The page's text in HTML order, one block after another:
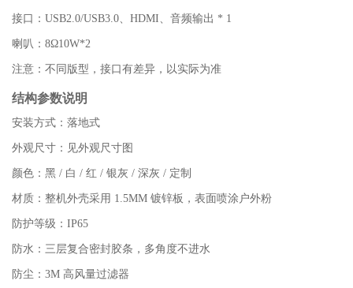
接口：USB2.0/USB3.0、HDMI、音频输出 * 1
喇叭：8Ω10W*2
注意：不同版型，接口有差异，以实际为准
结构参数说明
安装方式：落地式
外观尺寸：见外观尺寸图
颜色：黑 / 白 / 红 / 银灰 / 深灰 / 定制
材质：整机外壳采用 1.5MM 镀锌板，表面喷涂户外粉
防护等级：IP65
防水：三层复合密封胶条，多角度不进水
防尘：3M 高风量过滤器